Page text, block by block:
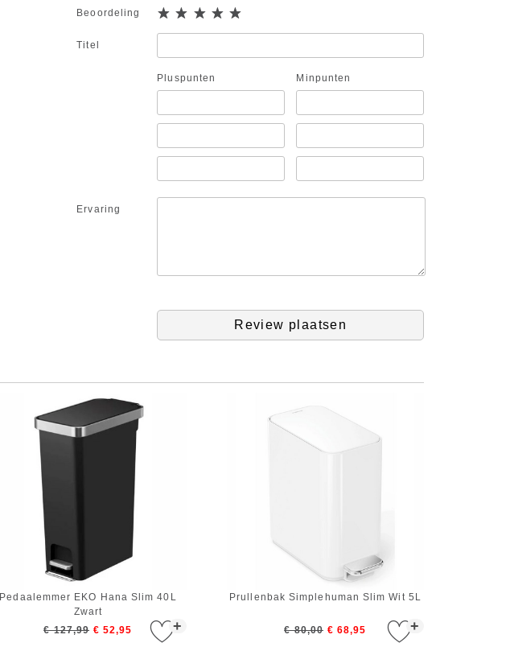
Beoordeling
Titel
Pluspunten Minpunten
Ervaring
Review plaatsen
+
Pedaalemmer EKO Hana Slim 40L
Zwart
€ 127,99 € 52,95 +
Prullenbak Simplehuman Slim Wit 5L
€ 80,00 € 68,95